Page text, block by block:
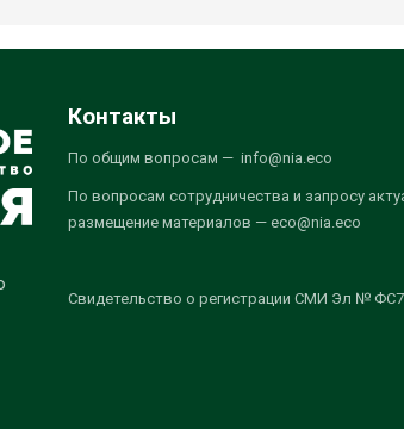
Контакты
По общим вопросам — info@nia.eco
По вопросам сотрудничества и запросу
размещение материалов — eco@nia.eco
Свидетельство о регистрации СМИ Эл №